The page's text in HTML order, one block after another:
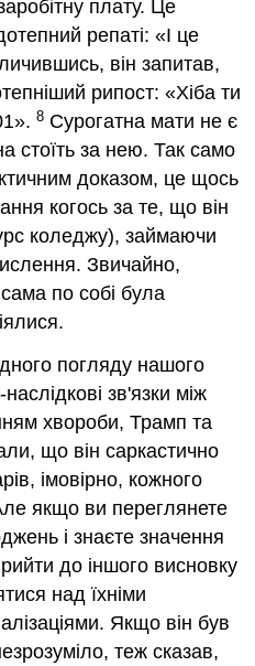
плату. Це
репаті: «І це
він запитав,
рипост: «Хіба ти
8 Сурогатна мати не є
стоїть за нею. Так само
доказом, це щось
когось за те, що він
коледжу), займаючи
Звичайно,
по собі була
погляду нашого
зв'язки між
хвороби, Трамп та
що він саркастично
імовірно, кожного
якщо ви переглянете
і знаєте значення
до іншого висновку
над їхніми
Якщо він був
теж сказав,